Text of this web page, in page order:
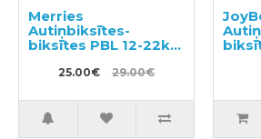
Merries
Autiņbiksītes-
biksītes PBL 12-22kg
25.00€ 29.00€